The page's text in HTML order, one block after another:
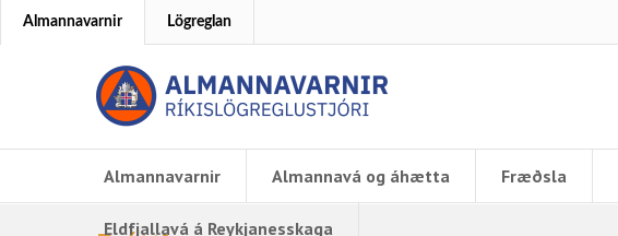
Almannavarnir Lögreglan
Almannavarnir Almannavá og áhætta Fræðsla
Eldfjallavá á Reykjanesskaga